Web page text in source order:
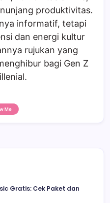
produktivitas.
informatif, tetapi
dan energi kultur
rujukan yang
bagi Gen Z
Me
Gratis: Cek Paket dan